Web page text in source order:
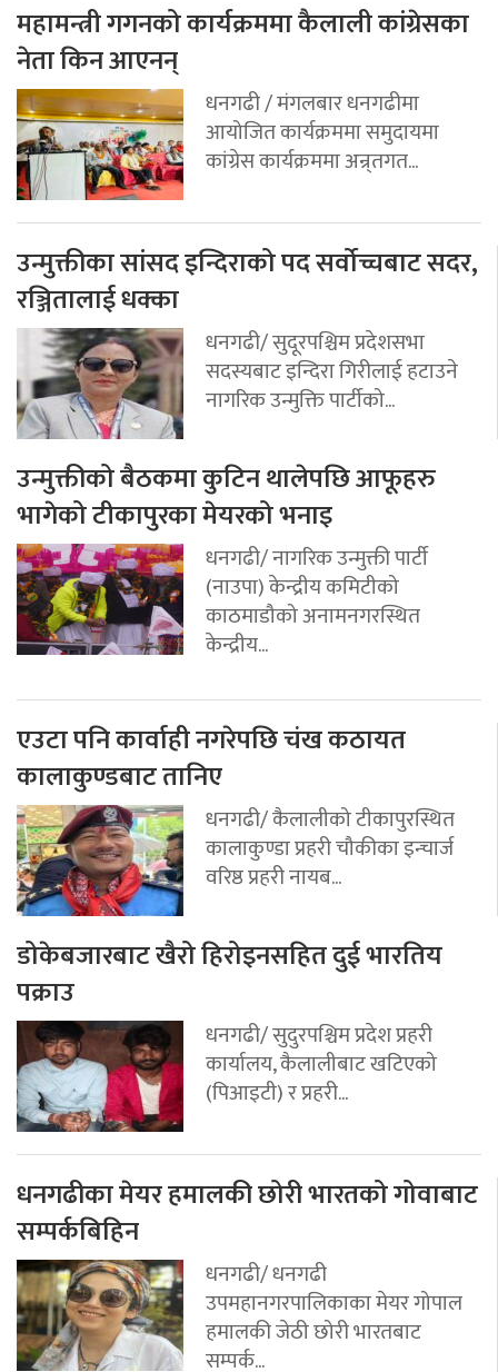
महामन्त्री गगनको कार्यक्रममा कैलाली कांग्रेसका
नेता किन आएनन्
धनगढी / मंगलबार धनगढीमा
आयोजित कार्यक्रममा समुदायमा
कांग्रेस कार्यक्रममा अन्र्तगत...
उन्मुक्तीका सांसद इन्दिराको पद सर्वोच्चबाट सदर,
रञ्जितालाई धक्का
धनगढी/ सुदूरपश्चिम प्रदेशसभा
सदस्यबाट इन्दिरा गिरीलाई हटाउने
नागरिक उन्मुक्ति पार्टीको...
उन्मुक्तीको बैठकमा कुटिन थालेपछि आफूहरु
भागेको टीकापुरका मेयरको भनाइ
धनगढी/ नागरिक उन्मुक्ती पार्टी
(नाउपा) केन्द्रीय कमिटीको
काठमाडौको अनामनगरस्थित
केन्द्रीय...
एउटा पनि कार्वाही नगरेपछि चंख कठायत
कालाकुण्डबाट तानिए
धनगढी/ कैलालीको टीकापुरस्थित
कालाकुण्डा प्रहरी चौकीका इन्चार्ज
वरिष्ठ प्रहरी नायब...
डोकेबजारबाट खैरो हिरोइनसहित दुई भारतिय
पक्राउ
धनगढी/ सुदुरपश्चिम प्रदेश प्रहरी
कार्यालय, कैलालीबाट खटिएको
(पिआइटी) र प्रहरी...
धनगढीका मेयर हमालकी छोरी भारतको गोवाबाट
सम्पर्कबिहिन
धनगढी/ धनगढी
उपमहानगरपालिकाका मेयर गोपाल
हमालकी जेठी छोरी भारतबाट
सम्पर्क...